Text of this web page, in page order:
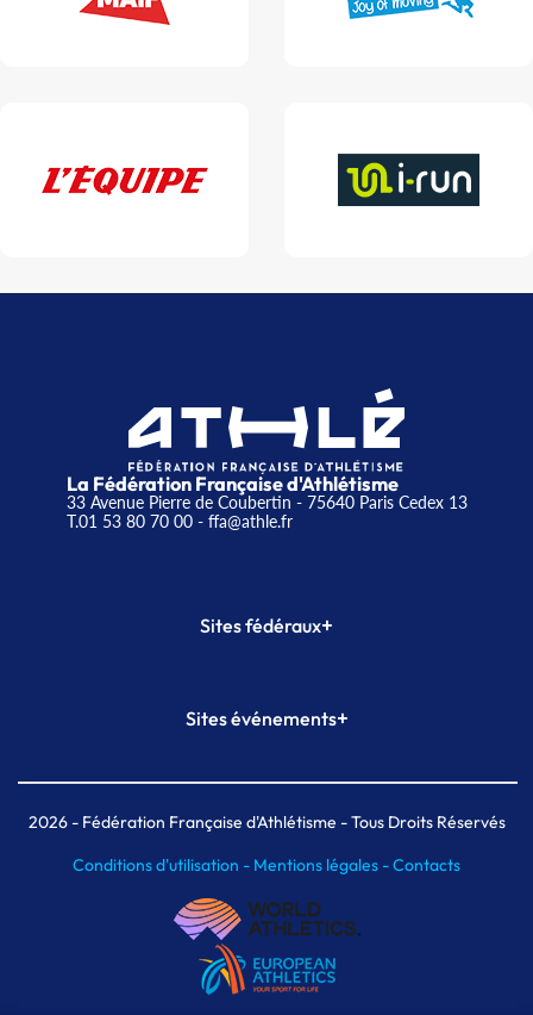
La Fédération Française d'Athlétisme
33 Avenue Pierre de Coubertin - 75640 Paris Cedex 13
T.01 53 80 70 00- ffa@athle.fr
Sites fédéraux+
Plateforme Formation
Sites événements+
Meeting de Paris indoor
MAIF Ekiden de Paris
2026- Fédération Française d'Athlétisme - Tous Droits Réservés
Conditions d'utilisation - Mentions légales -Contacts